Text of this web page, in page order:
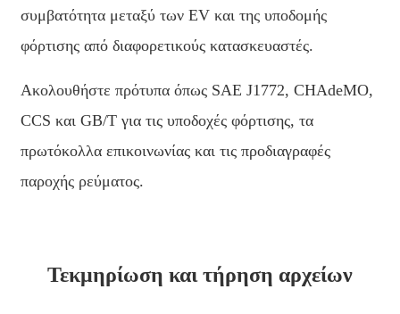
συμβατότητα μεταξύ των EV και της υποδομής
φόρτισης από διαφορετικούς κατασκευαστές.
Ακολουθήστε πρότυπα όπως SAE J1772, CHAdeMO,
CCS και GB/T για τις υποδοχές φόρτισης, τα
πρωτόκολλα επικοινωνίας και τις προδιαγραφές
παροχής ρεύματος.
Τεκμηρίωση και τήρηση αρχείων